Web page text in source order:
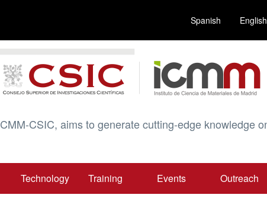
Spanish English
CSIC, aims to generate cutting-edge knowledge
Technology Training Events Outreach